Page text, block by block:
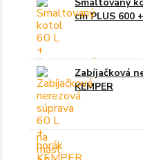
cm PLUS 600
Zabíjačková
KEMPER